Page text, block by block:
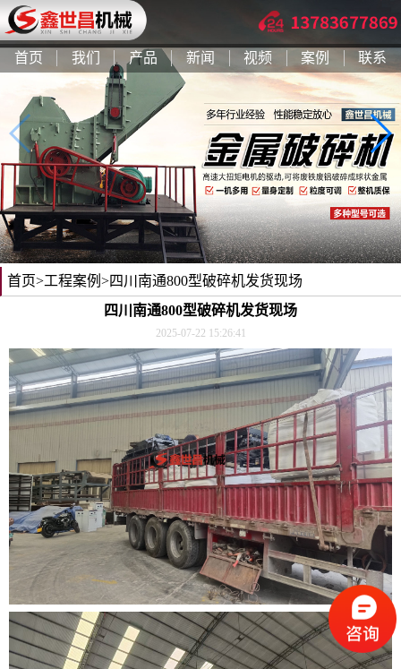
首页 我们 产品 新闻 视频 案例 联系
首页>工程案例 >四川南通800型破碎机发货现场
四川南通800型破碎机发货现场
2025-07-22 15:26:41